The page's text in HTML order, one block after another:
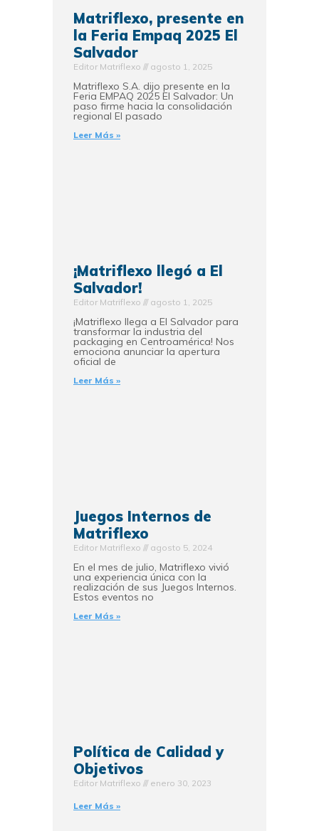
Matriflexo, presente en
la Feria Empaq 2025 El
Salvador
Editor Matriflexo agosto 1, 2025
Matriflexo S.A. dijo presente en la
Feria EMPAQ 2025 El Salvador: Un
paso firme hacia la consolidación
regional El pasado
Leer Más »
¡Matriflexo llegó a El
Salvador!
Editor Matriflexo agosto 1, 2025
¡Matriflexo llega a El Salvador para
transformar la industria del
packaging en Centroamérica! Nos
emociona anunciar la apertura
oficial de
Leer Más »
Juegos Internos de
Matriflexo
Editor Matriflexo agosto 5, 2024
En el mes de julio, Matriflexo vivió
una experiencia única con la
realización de sus Juegos Internos.
Estos eventos no
Leer Más »
Política de Calidad y
Objetivos
Editor Matriflexo enero 30, 2023
Leer Más »